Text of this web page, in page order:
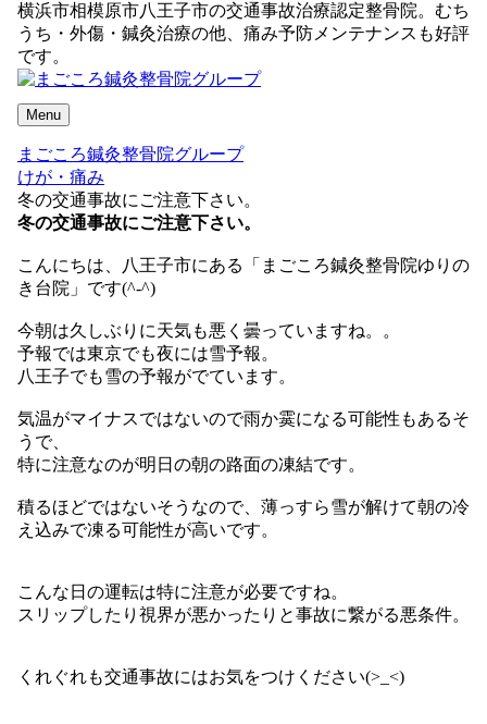
横浜市相模原市八王子市の交通事故治療認定整骨院。むち
うち・外傷・鍼灸治療の他、痛み予防メンテナンスも好評
です。
Menu
まごころ鍼灸整骨院グループ
けが・痛み
冬の交通事故にご注意下さい。
冬の交通事故にご注意下さい。
こんにちは、八王子市にある「まごころ鍼灸整骨院ゆりの
き台院」です(^-^)
今朝は久しぶりに天気も悪く曇っていますね。。
予報では東京でも夜には雪予報。
八王子でも雪の予報がでています。
気温がマイナスではないので雨か霙になる可能性もあるそ
うで、
特に注意なのが明日の朝の路面の凍結です。
積るほどではないそうなので、薄っすら雪が解けて朝の冷
え込みで凍る可能性が高いです。
こんな日の運転は特に注意が必要ですね。
スリップしたり視界が悪かったりと事故に繋がる悪条件。
くれぐれも交通事故にはお気をつけください(>_<)